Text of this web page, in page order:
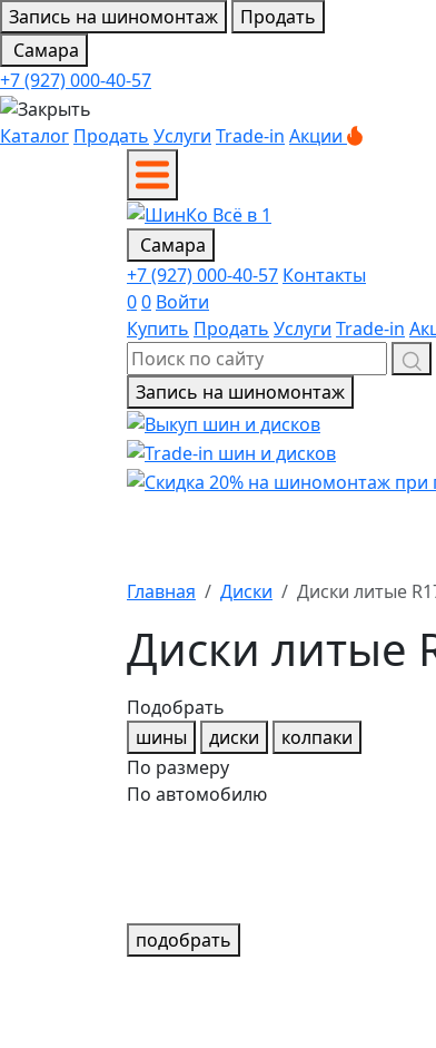
Запись на шиномонтаж
Продать
Самара
+7 (927) 000-40-57
Каталог Продать Услуги Trade-in Акции
Самара
+7 (927) 000-40-57 Контакты
00 Войти
Купить Продать Услуги Trade-in
Запись на шиномонтаж
Главная Диски Диски литые
Диски литые
Подобрать
шины
диски
колпаки
По размеру
По автомобилю
подобрать